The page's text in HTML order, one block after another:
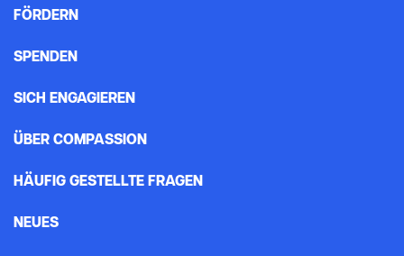
FÖRDERN
SPENDEN
SICH ENGAGIEREN
ÜBER COMPASSION
HÄUFIG GESTELLTE FRAGEN
NEUES